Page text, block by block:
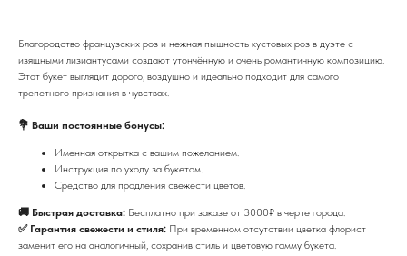
Благородство французских роз и нежная пышность кустовых роз в дуэте с
изящными лизиантусами создают утончённую и очень романтичную композицию.
Этот букет выглядит дорого, воздушно и идеально подходит для самого
трепетного признания в чувствах.
💐 Ваши постоянные бонусы:
Именная открытка с вашим пожеланием.
Инструкция по уходу за букетом.
Средство для продления свежести цветов.
🚚 Быстрая доставка: Бесплатно при заказе от 3000₽ в черте города.
✅ Гарантия свежести и стиля: При временном отсутствии цветка флорист
заменит его на аналогичный, сохранив стиль и цветовую гамму букета.